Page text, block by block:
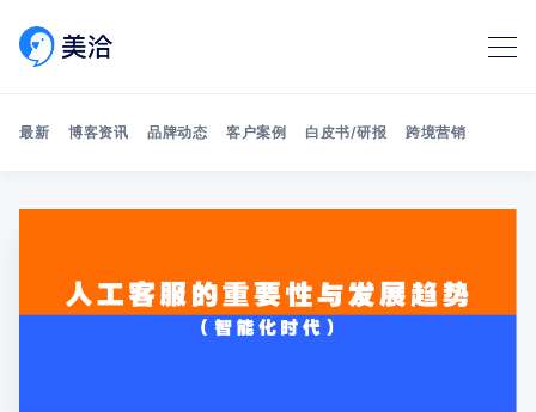
最新 博客资讯 品牌动态 客户案例 白皮书/研报 跨境营销